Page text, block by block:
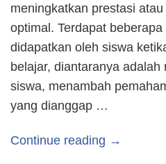
meningkatkan prestasi
optimal. Terdapat
didapatkan oleh siswa
belajar, diantaranya adalah
siswa, menambah
yang dianggap …
Continue reading →